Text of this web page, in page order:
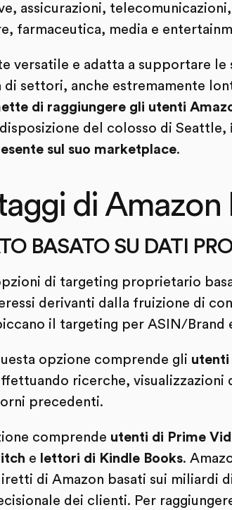
assicurazioni,
farmaceutica, media e
versatile e adatta a supportare
di settori, anche estremamente
di raggiungere gli utenti
del colosso di Seattle,
sul suo marketplace.
di Amazon
BASATO SU DATI
di targeting proprietario
derivanti dalla fruizione di
il targeting per ASIN/Brand
opzione comprende gli utenti
ricerche, visualizzazioni
precedenti.
comprende utenti di Prime
e lettori di Kindle Books.
di Amazon basati sui miliardi
dei clienti. Per